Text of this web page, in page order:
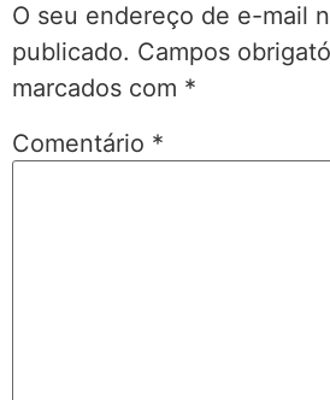
O seu endereço de e-mail
publicado. Campos
marcados com *
Comentário *